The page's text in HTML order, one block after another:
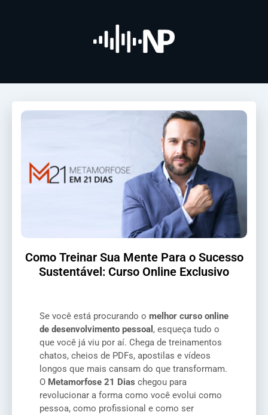
Como Treinar Sua Mente Para o Sucesso
Sustentável: Curso Online Exclusivo
Se você está procurando o melhor curso online
de desenvolvimento pessoal , esqueça tudo o
que você já viu por aí. Chega de treinamentos
chatos, cheios de PDFs, apostilas e vídeos
longos que mais cansam do que transformam.
O Metamorfose 21 Dias chegou para
revolucionar a forma como você evolui como
pessoa, como profissional e como ser